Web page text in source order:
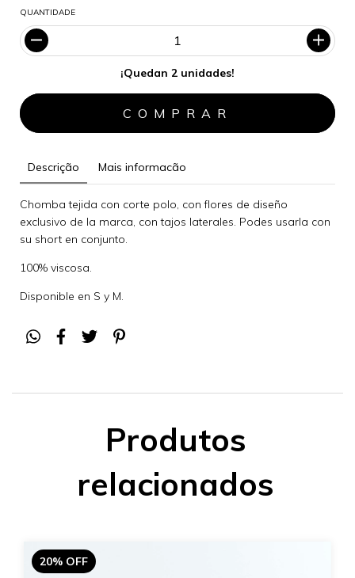
QUANTIDADE
¡Quedan 2 unidades!
Descrição Mais informacão
Chomba tejida con corte polo, con flores de diseño
exclusivo de la marca, con tajos laterales. Podes usarla con
su short en conjunto.
100% viscosa.
Disponible en S y M.
Produtos
relacionados
20% OFF